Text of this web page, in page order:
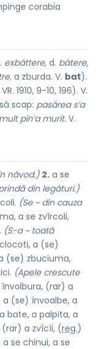
corabia
exbáttere, d. bátere,
a zburda. V. bat).
1910, 9-10, 196). V.
scap: pasărea s’a
pîn’a murit. V.
năvod.) 2. a se
din legături.)
(Se ~ din cauza
a se zvîrcoli,
(S-a ~ toată
a (se)
(se) zbuciuma,
(Apele crescute
(rar) a
a (se) învoalbe, a
a bate, a palpita, a
a zvîcîi, (reg.)
a se chinui, a se